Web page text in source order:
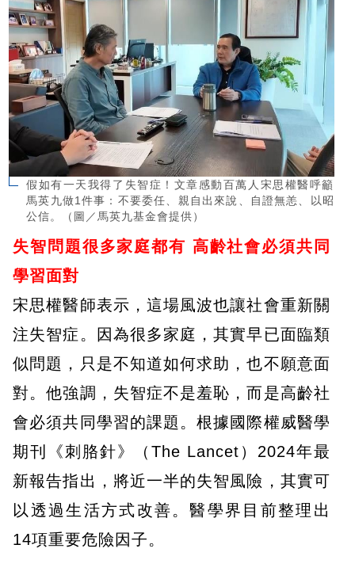
假如有一天我得了失智症！文章感動百萬人宋思權醫呼籲
馬英九做1件事：不要委任、親自出來說、自證無恙、以昭
公信。（圖／馬英九基金會提供）
失智問題很多家庭都有 高齡社會必須共同
學習面對
宋思權醫師表示，這場風波也讓社會重新關
注失智症。因為很多家庭，其實早已面臨類
似問題，只是不知道如何求助，也不願意面
對。他強調，失智症不是羞恥，而是高齡社
會必須共同學習的課題。根據國際權威醫學
期刊《刺胳針》（The Lancet）2024年最
新報告指出，將近一半的失智風險，其實可
以透過生活方式改善。醫學界目前整理出
14項重要危險因子。